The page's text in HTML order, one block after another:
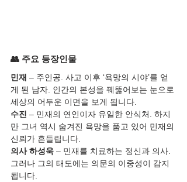
👥 주요 등장인물
민재 – 주인공. 사고 이후 ‘욕망의 시야’를 얻
게 된 남자. 인간의 본성을 꿰뚫어보는 눈으로
세상의 어두운 이면을 보게 됩니다.
수진 – 민재의 연인이자 유일한 안식처. 하지
만 그녀 역시 숨겨진 욕망을 품고 있어 민재의
신뢰가 흔들립니다.
의사 하성욱 – 민재를 치료하는 정신과 의사.
그러나 그의 태도에는 의문의 이중성이 감지
됩니다.